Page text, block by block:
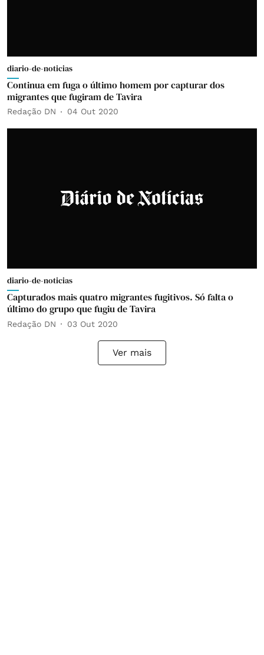
diario-de-noticias
Continua em fuga o último homem por capturar dos
migrantes que fugiram de Tavira
Redação DN 04 Out 2020
diario-de-noticias
Capturados mais quatro migrantes fugitivos. Só falta o
último do grupo que fugiu de Tavira
Redação DN 03 Out 2020
Ver mais